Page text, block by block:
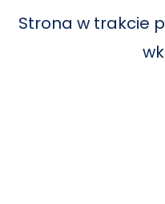
Strona w trakcie